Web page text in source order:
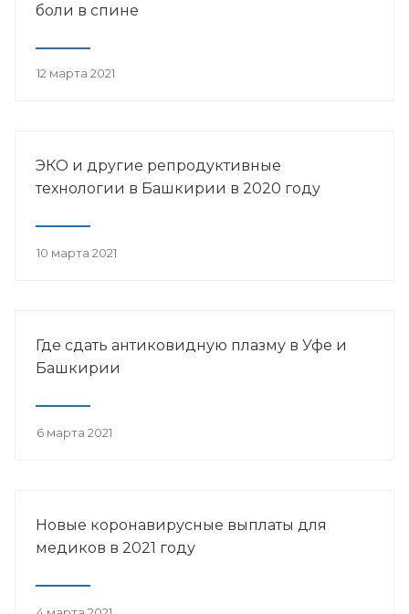
боли в спине
12 марта 2021
ЭКО и другие репродуктивные
технологии в Башкирии в 2020 году
10 марта 2021
Где сдать антиковидную плазму в Уфе и
Башкирии
6 марта 2021
Новые коронавирусные выплаты для
медиков в 2021 году